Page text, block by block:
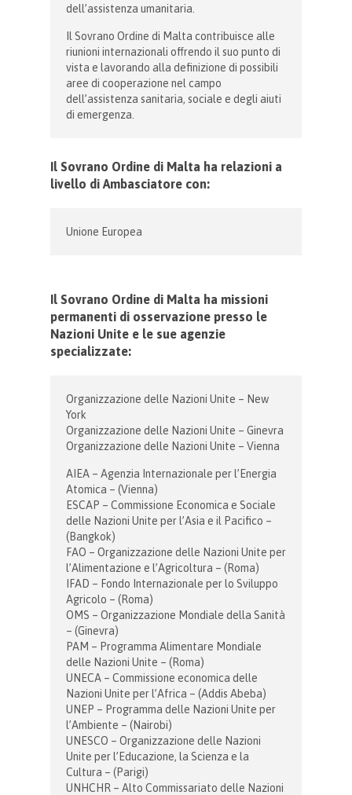
dell’assistenza umanitaria.
Il Sovrano Ordine di Malta contribuisce alle
riunioni internazionali offrendo il suo punto di
vista e lavorando alla definizione di possibili
aree di cooperazione nel campo
dell’assistenza sanitaria, sociale e degli aiuti
di emergenza.
Il Sovrano Ordine di Malta ha relazioni a
livello di Ambasciatore con:
Unione Europea
Il Sovrano Ordine di Malta ha missioni
permanenti di osservazione presso le
Nazioni Unite e le sue agenzie
specializzate:
Organizzazione delle Nazioni Unite – New
York
Organizzazione delle Nazioni Unite – Ginevra
Organizzazione delle Nazioni Unite – Vienna
AIEA – Agenzia Internazionale per l’Energia
Atomica – (Vienna)
ESCAP – Commissione Economica e Sociale
delle Nazioni Unite per l’Asia e il Pacifico –
(Bangkok)
FAO – Organizzazione delle Nazioni Unite per
l’Alimentazione e l’Agricoltura – (Roma)
IFAD – Fondo Internazionale per lo Sviluppo
Agricolo – (Roma)
OMS – Organizzazione Mondiale della Sanità
– (Ginevra)
PAM – Programma Alimentare Mondiale
delle Nazioni Unite – (Roma)
UNECA – Commissione economica delle
Nazioni Unite per l’Africa – (Addis Abeba)
UNEP – Programma delle Nazioni Unite per
l’Ambiente – (Nairobi)
UNESCO – Organizzazione delle Nazioni
Unite per l’Educazione, la Scienza e la
Cultura – (Parigi)
UNHCHR – Alto Commissariato delle Nazioni